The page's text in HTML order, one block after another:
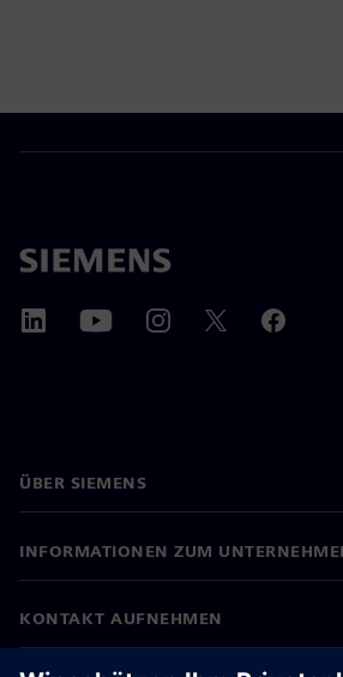
ÜBER SIEMENS
INFORMATIONEN ZUM
KONTAKT AUFNEHMEN